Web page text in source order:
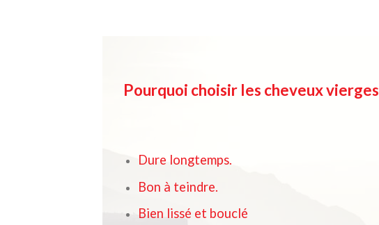
Pourquoi choisir les cheveux vierges
Dure longtemps.
Bon à teindre.
Bien lissé et bouclé